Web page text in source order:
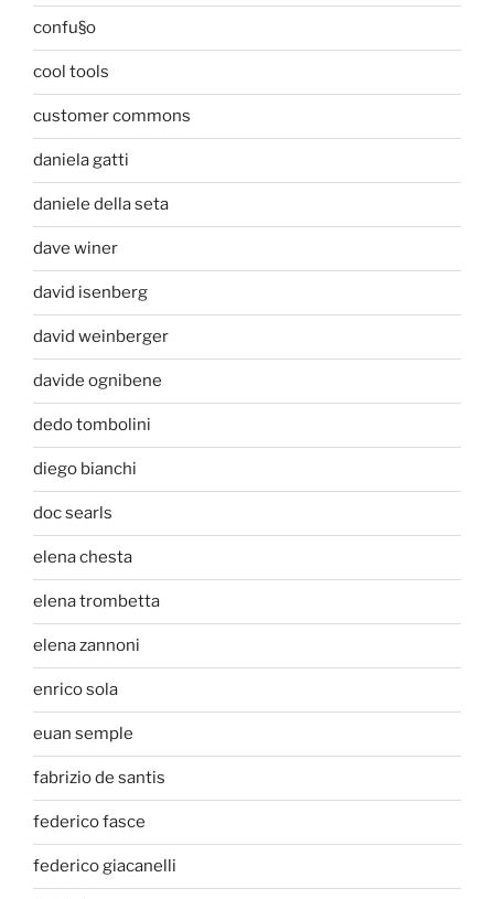
confu§o
cool tools
customer commons
daniela gatti
daniele della seta
dave winer
david isenberg
david weinberger
davide ognibene
dedo tombolini
diego bianchi
doc searls
elena chesta
elena trombetta
elena zannoni
enrico sola
euan semple
fabrizio de santis
federico fasce
federico giacanelli